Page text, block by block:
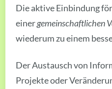
Die aktive Einbindung
einergemeinschaftlichen
wiederum zu einem
Der Austausch von
Projekte oder